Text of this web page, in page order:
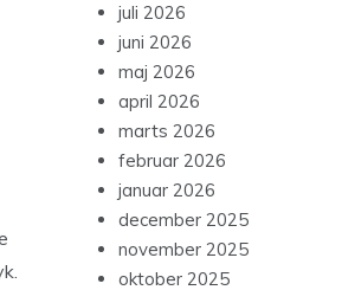
juli 2026
juni 2026
maj 2026
april 2026
marts 2026
februar 2026
januar 2026
december 2025
november 2025
oktober 2025